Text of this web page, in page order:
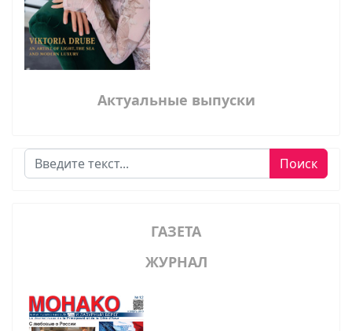
Актуальные выпуски
Поиск Поиск
ГАЗЕТА
ЖУРНАЛ